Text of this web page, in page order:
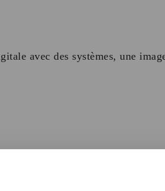
avec des systèmes, une